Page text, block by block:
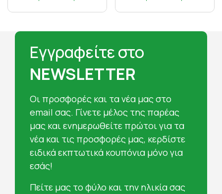
Εγγραφείτε στο
NEWSLETTER
Oι προσφορές και τα νέα μας στο
email σας. Γίνετε μέλος της παρέας
μας και ενημερωθείτε πρώτοι για τα
νέα και τις προσφορές μας, κερδίστε
ειδικά εκπτωτικά κουπόνια μόνο για
εσάς!
Πείτε μας το φύλο και την ηλικία σας